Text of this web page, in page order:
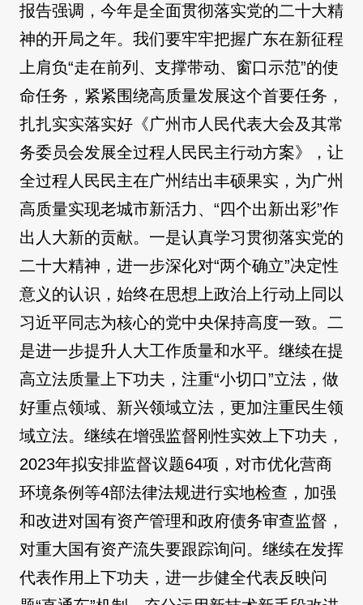
报告强调，今年是全面贯彻落实党的二十大精
神的开局之年。我们要牢牢把握广东在新征程
上肩负“走在前列、支撑带动、窗口示范”的使
命任务，紧紧围绕高质量发展这个首要任务，
扎扎实实落实好《广州市人民代表大会及其常
务委员会发展全过程人民民主行动方案》，让
全过程人民民主在广州结出丰硕果实，为广州
高质量实现老城市新活力、“四个出新出彩”作
出人大新的贡献。一是认真学习贯彻落实党的
二十大精神，进一步深化对“两个确立”决定性
意义的认识，始终在思想上政治上行动上同以
习近平同志为核心的党中央保持高度一致。二
是进一步提升人大工作质量和水平。继续在提
高立法质量上下功夫，注重“小切口”立法，做
好重点领域、新兴领域立法，更加注重民生领
域立法。继续在增强监督刚性实效上下功夫，
2023年拟安排监督议题64项，对市优化营商
环境条例等4部法律法规进行实地检查，加强
和改进对国有资产管理和政府债务审查监督，
对重大国有资产流失要跟踪询问。继续在发挥
代表作用上下功夫，进一步健全代表反映问